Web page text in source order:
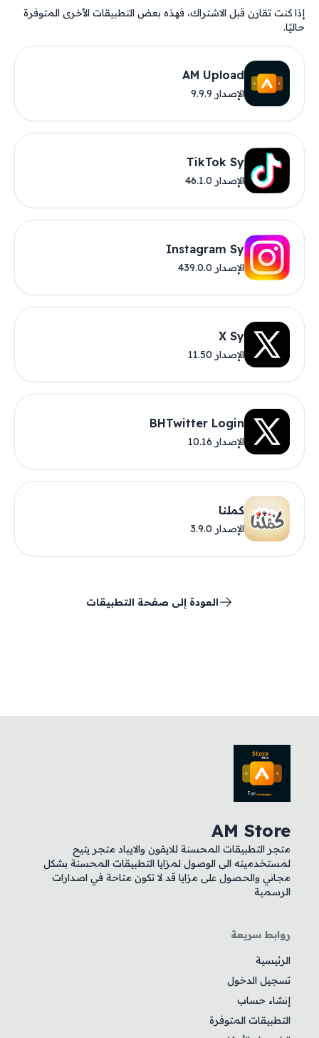
إذا كنت تقارن قبل الاشتراك، فهذه بعض التطبيقات الأخرى المتوفرة
حاليًا.
AM Upload
الإصدار 9.9.9
TikTok Sy
الإصدار 46.1.0
Instagram Sy
الإصدار 439.0.0
X Sy
الإصدار 11.50
BHTwitter Login
الإصدار 10.16
كملنا
الإصدار 3.9.0
العودة إلى صفحة التطبيقات
AM Store
متجر التطبيقات المحسنة للايفون والايباد متجر يتيح
لمستخدمينه الى الوصول لمزايا التطبيقات المحسنة بشكل
مجاني والحصول على مزايا قد لا تكون متاحة في اصدارات
الرسمية
روابط سريعة
الرئيسية
تسجيل الدخول
إنشاء حساب
التطبيقات المتوفرة